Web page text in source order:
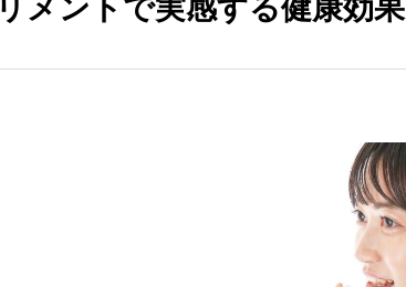
リメントで実感する健康効果